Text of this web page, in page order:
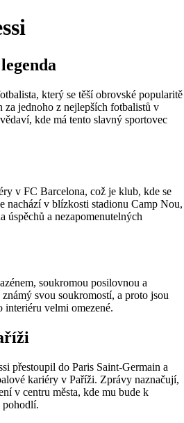
který se těší obrovské popularitě
za jednoho z nejlepších fotbalistů v
kde má tento slavný sportovec
v FC Barcelona, což je klub, kde se
nachází v blízkosti stadionu Camp Nou,
úspěchů a nezapomenutelných
soukromou posilovnou a
svou soukromostí, a proto jsou
interiéru velmi omezené.
přestoupil do Paris Saint-Germain a
kariéry v Paříži. Zprávy naznačují,
v centru města, kde mu bude k
pohodlí.